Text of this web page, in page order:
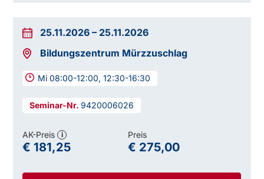
25.11.2026 – 25.11.2026
Bildungszentrum Mürzzuschlag
Mi 08:00-12:00, 12:30-16:30
9420006026
AK-Preis i
€ 181,25
Preis
€ 275,00